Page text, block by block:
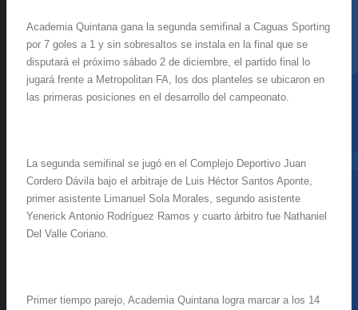
Academia Quintana gana la segunda semifinal a Caguas Sporting
por 7 goles a 1 y sin sobresaltos se instala en la final que se
disputará el próximo sábado 2 de diciembre, el partido final lo
jugará frente a Metropolitan FA, los dos planteles se ubicaron en
las primeras posiciones en el desarrollo del campeonato.
La segunda semifinal se jugó en el Complejo Deportivo Juan
Cordero Dávila bajo el arbitraje de Luis Héctor Santos Aponte,
primer asistente Limanuel Sola Morales, segundo asistente
Yenerick Antonio Rodríguez Ramos y cuarto árbitro fue Nathaniel
Del Valle Coriano.
Primer tiempo parejo, Academia Quintana logra marcar a los 14